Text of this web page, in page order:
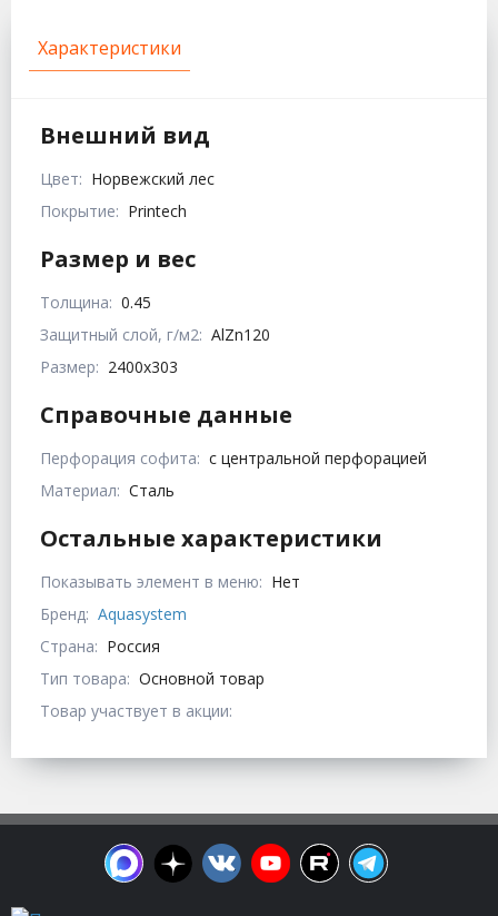
Характеристики
Внешний вид
Цвет: Норвежский лес
Покрытие: Printech
Размер и вес
Толщина: 0.45
Защитный слой, г/м2: AlZn120
Размер: 2400x303
Справочные данные
Перфорация софита: с центральной перфорацией
Материал: Сталь
Остальные характеристики
Показывать элемент в меню: Нет
Бренд: Aquasystem
Страна: Россия
Тип товара: Основной товар
Товар участвует в акции: